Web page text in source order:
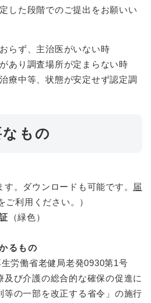
した段階でのご提出をお願いい
らず、主治医がいない時
あり調査場所が定まらない時
療中等、状態が安定せず認定調
もの
す。ダウンロードも可能です。 届
ご利用ください。）
（緑色）
るもの
労働省老健局老発0930第1号
及び介護の総合的な確保の促進に
等の一部を改正する省令」の施行